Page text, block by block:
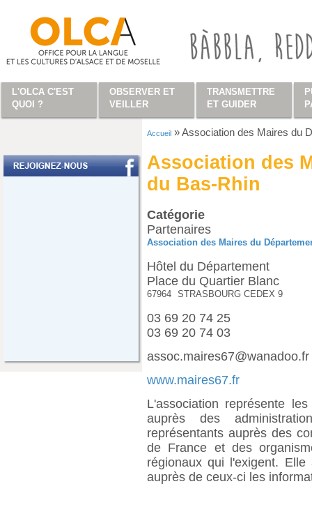
Accueil »Association des Maires du
Association des
du Bas-Rhin
Catégorie
Partenaires
Association des Maires du
Hôtel du Département
Place du Quartier Blanc
67964 STRASBOURG CEDEX 9
03 69 20 74 25
03 69 20 74 03
assoc.maires67@wanadoo.fr
www.maires67.fr
L'association représente
auprès des
représentants auprès des
de France et des
régionaux qui l'exigent.
auprès de ceux-ci les
L'OLCA C'EST
QUOI ?
OBSERVER ET
VEILLER
TRANSMETTRE
ET GUIDER